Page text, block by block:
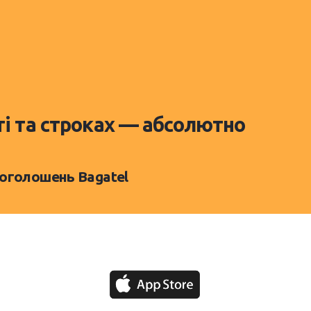
та строках — абсолютно
Bagatel